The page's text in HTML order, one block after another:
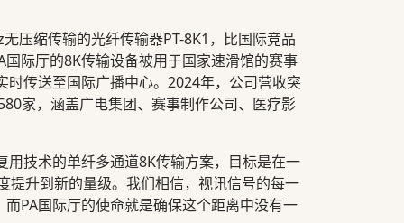
压缩传输的光纤传输器PT-8K1，比国际竞品
际厅的8K传输设备被用于国家速滑馆的赛事
传送至国际广播中心。2024年，公司营收突
家，涵盖广电集团、赛事制作公司、医疗影
用技术的单纤多通道8K传输方案，目标是在一
提升到新的量级。我们相信，视讯信号的每一
PA国际厅的使命就是确保这个距离中没有一